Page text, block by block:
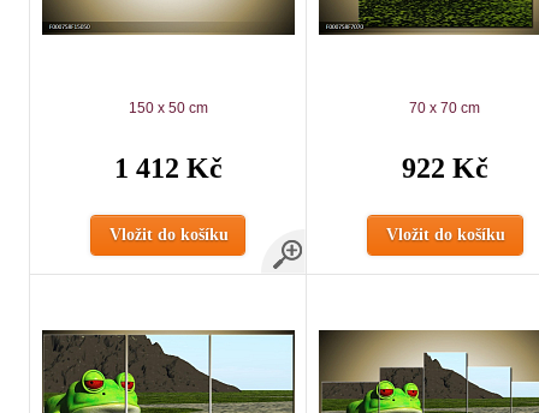
150 x 50 cm
1 412 Kč
Vložit do košíku
70 x 70 cm
922 Kč
Vložit do košíku